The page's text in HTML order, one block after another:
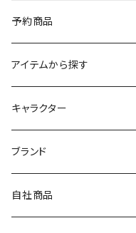
予約商品
アイテムから探す
九谷焼
マグ＆カップ
プレート
キャラクター
ムーミン
80th記念アイテム
MOOMIN ANIMATION
ブランド
LA AMYS(エミーズ)
自社商品